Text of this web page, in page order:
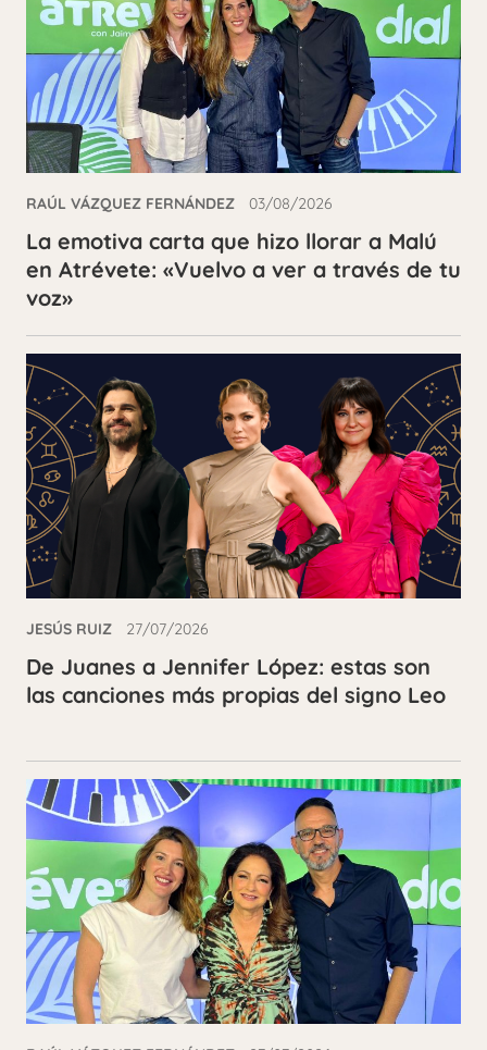
RAÚL VÁZQUEZ FERNÁNDEZ 03/08/2026
La emotiva carta que hizo llorar a Malú
en Atrévete: «Vuelvo a ver a través de tu
voz»
JESÚS RUIZ 27/07/2026
De Juanes a Jennifer López: estas son
las canciones más propias del signo Leo